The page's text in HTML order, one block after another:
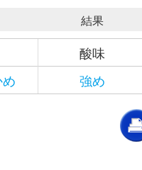
結果
酸味
強め